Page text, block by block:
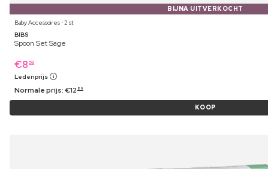
BIJNA UITVERKOCHT
Baby Accessoires ⋅ 2 st
BIBS
Spoon Set Sage
€8 59
Ledenprijs
Normale prijs:€12 89
KOOP